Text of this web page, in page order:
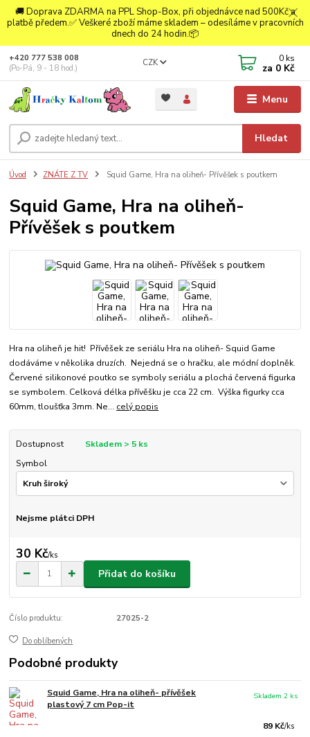
🚚 Doprava ZDARMA na PPL Shop-Box, při objednávce nad 500Kč a
platbě předem.✅ Veškeré zboží máme skladem – odesíláme v pracovních
dnech do 24 hodin.📦
Menu
CZK
Hledat
+420 777 538 008
(Po-Pá, 9 - 18 hod.)
0 ks
za 0 Kč
Úvod ZNÁTE Z TV Squid Game, Hra na oliheň- Přívěšek s poutkem
Squid Game, Hra na oliheň-
Přívěšek s poutkem
Hra na oliheň je hit! Přívěšek ze seriálu Hra na oliheň- Squid Game
dodáváme v několika druzích. Nejedná se o hračku, ale módní doplněk.
Červené silikonové poutko se symboly seriálu a plochá červená figurka
se symbolem. Celková délka přívěšku je cca 22 cm. Výška figurky cca
60mm, tloušťka 3mm. Ne... celý popis
Dostupnost
Skladem > 5 ks
Symbol
Nejsme plátci DPH
30 Kč/ks
Přidat do košíku
Číslo produktu: 27025-2
Do oblíbených
Podobné produkty
Squid Game, Hra na oliheň- přívěšek
plastový 7 cm Pop-it
89 Kč/ks
Skladem 2 ks